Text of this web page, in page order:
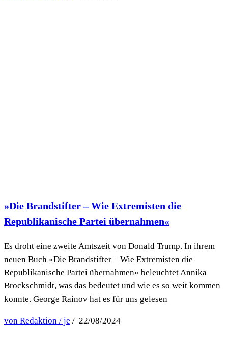
»Die Brandstifter – Wie Extremisten die
Republikanische Partei übernahmen«
Es droht eine zweite Amtszeit von Donald Trump. In ihrem
neuen Buch »Die Brandstifter – Wie Extremisten die
Republikanische Partei übernahmen« beleuchtet Annika
Brockschmidt, was das bedeutet und wie es so weit kommen
konnte. George Rainov hat es für uns gelesen
von Redaktion / je / 22/08/2024